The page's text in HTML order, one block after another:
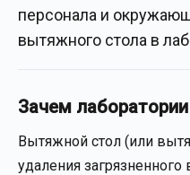
персонала и
вытяжного стола в
Зачем
Вытяжной стол (или
удаления